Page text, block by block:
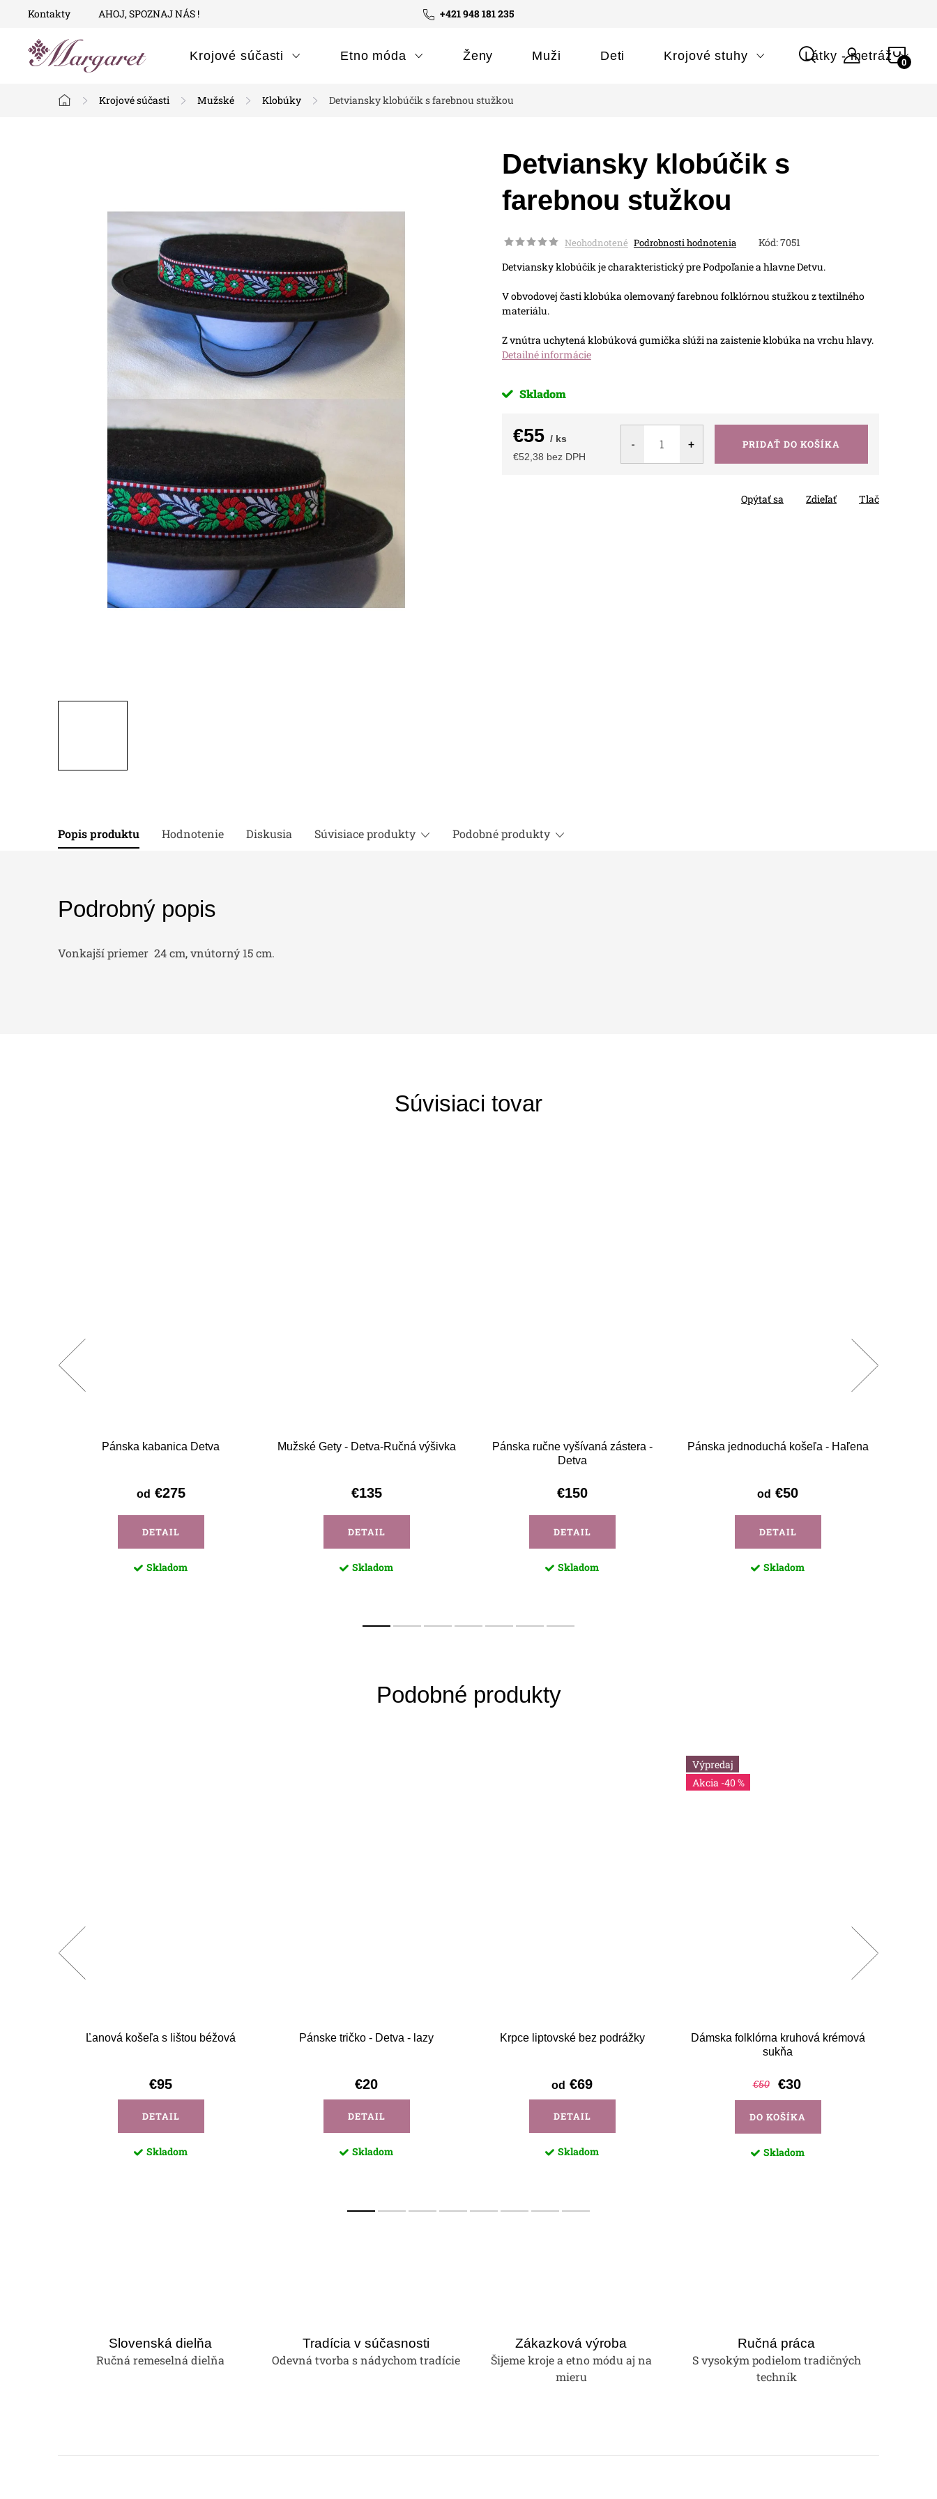
Prejsť
+421 948 181 235
Kontakty AHOJ, SPOZNAJ NÁS !
Krojové súčasti Etno móda Ženy Muži Deti Krojové stuhy Látky - metráž
Domov
Krojové súčasti Mužské Klobúky Detviansky klobúčik s farebnou stužkou
Detviansky klobúčik s
farebnou stužkou
Neohodnotené Podrobnosti hodnotenia Kód:7051
Detviansky klobúčik je charakteristický pre Podpoľanie a hlavne Detvu.
V obvodovej časti klobúka olemovaný farebnou folklórnou stužkou z textilného
materiálu.
Z vnútra uchytená klobúková gumička slúži na zaistenie klobúka na vrchu hlavy.
Detailné informácie
Skladom
€55 / ks
€52,38 bez DPH
PRIDAŤ DO KOŠÍKA
Tlač
Opýtať sa Zdieľať
Popis produktu Hodnotenie Diskusia Súvisiace produkty Podobné produkty
Podrobný popis
Vonkajší priemer 24 cm, vnútorný 15 cm.
Súvisiaci tovar
Pánska kabanica Detva
od €275
DETAIL
Skladom
Mužské Gety - Detva-Ručná výšivka
€135
DETAIL
Skladom
Pánska ručne vyšívaná zástera -
Detva
€150
DETAIL
Skladom
Pánska jednoduchá košeľa - Haľena
od €50
DETAIL
Skladom
Ľanová košeľa s lištou béžová
€95
DETAIL
Skladom
Pánske tričko - Detva - lazy
€20
DETAIL
Skladom
Krpce liptovské bez podrážky
od €69
DETAIL
Skladom
Výpredaj
-40 %
Dámska folklórna kruhová krémová
sukňa
€50 €30
DO KOŠÍKA
Skladom
Slovenská dielňa
Ručná remeselná dielňa
Tradícia v súčasnosti
Odevná tvorba s nádychom tradície
Zákazková výroba
Šijeme kroje a etno módu aj na
mieru
Ručná práca
S vysokým podielom tradičných
techník